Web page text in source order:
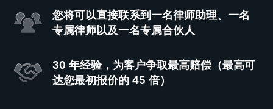
您将可以直接联系到一名律师助理、一名
专属律师以及一名专属合伙人
30 年经验，为客户争取最高赔偿（最高可
达您最初报价的 45 倍）